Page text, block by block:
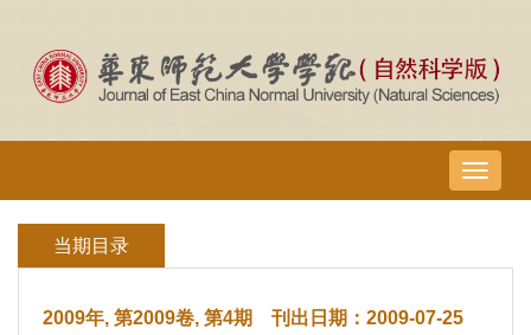
导
航
当期目录
2009年, 第2009卷, 第4期 刊出日期：2009-07-25